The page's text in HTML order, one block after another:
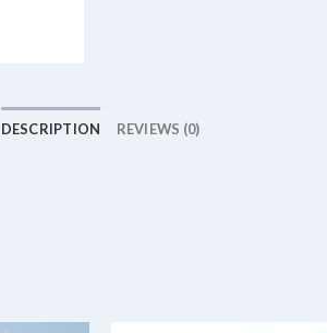
DESCRIPTION REVIEWS (0)